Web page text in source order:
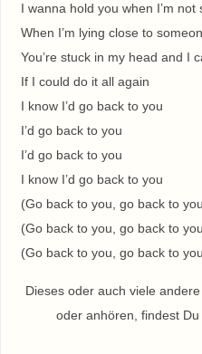
I wanna hold you when I’m not
When I’m lying close to
You’re stuck in my head and I
If I could do it all again
I know I’d go back to you
I’d go back to you
I’d go back to you
I know I’d go back to you
(Go back to you, go back to
(Go back to you, go back to
(Go back to you, go back to
Dieses oder auch viele
oder anhören, findest